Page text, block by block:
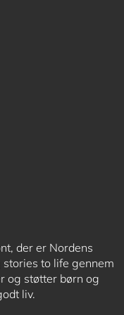
der er Nordens
to life gennem
og støtter børn og
liv.